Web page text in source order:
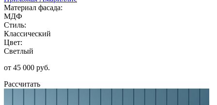
Материал фасада:
МДФ
Стиль:
Классический
Цвет:
Светлый
от 45 000 руб.
Рассчитать